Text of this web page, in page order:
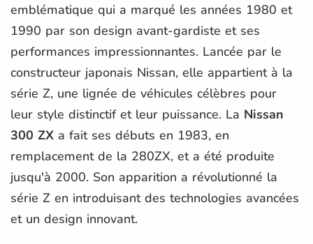
emblématique qui a marqué les années 1980 et
1990 par son design avant-gardiste et ses
performances impressionnantes. Lancée par le
constructeur japonais Nissan, elle appartient à la
série Z, une lignée de véhicules célèbres pour
leur style distinctif et leur puissance. La Nissan
300 ZX a fait ses débuts en 1983, en
remplacement de la 280ZX, et a été produite
jusqu'à 2000. Son apparition a révolutionné la
série Z en introduisant des technologies avancées
et un design innovant.